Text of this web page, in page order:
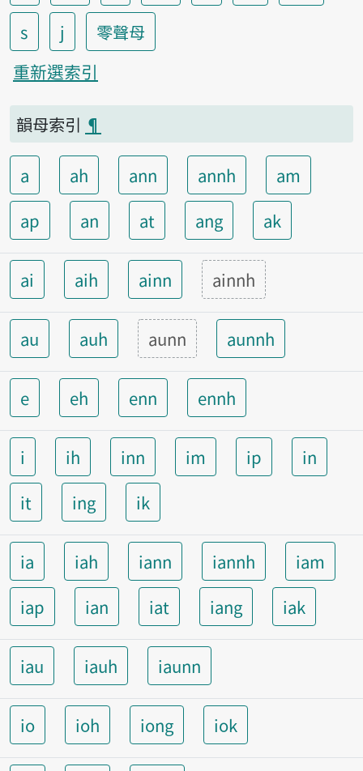
s
j
零聲母
重新選索引
韻母索引 ¶
a ah ann annh
am
ap
an at ang ak
ai aih ainn ainnh
au auh aunn aunnh
e eh enn ennh
i ih inn im ip
in
it
ing ik
ia iah iann iannh
iam
iap
ian iat iang iak
iau iauh iaunn
io ioh iong iok